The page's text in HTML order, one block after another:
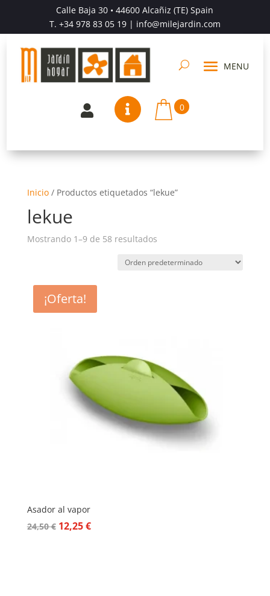
Calle Baja 30 • 44600 Alcañiz (TE) Spain
T. +34 978 83 05 19| info@milejardin.com
  0
Inicio/ Productos etiquetados “lekue”
lekue
Mostrando 1–9 de 58 resultados
¡Oferta!
Asador al vapor
24,50€ El
12,25€El